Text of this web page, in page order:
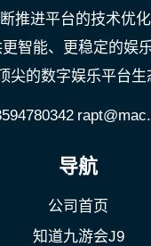
推进平台的技术优化
智能、更稳定的娱
尖的数字娱乐平台生
导航
公司首页
知道九游会J9